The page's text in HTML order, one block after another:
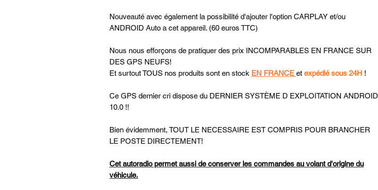
Nouveauté avec également la possibilité d'ajouter l'option CARPLAY et/ou
ANDROID Auto a cet appareil. (60 euros TTC)
Nous nous efforçons de pratiquer des prix INCOMPARABLES EN FRANCE SUR
DES GPS NEUFS!
Et surtout TOUS nos produits sont en stock EN FRANCE et expédié sous 24H !
Ce GPS dernier cri dispose du DERNIER SYSTÈME D EXPLOITATION ANDROID
10.0 !!
Bien évidemment, TOUT LE NECESSAIRE EST COMPRIS POUR BRANCHER
LE POSTE DIRECTEMENT!
Cet autoradio permet aussi de conserver les commandes au volant d'origine du
véhicule.